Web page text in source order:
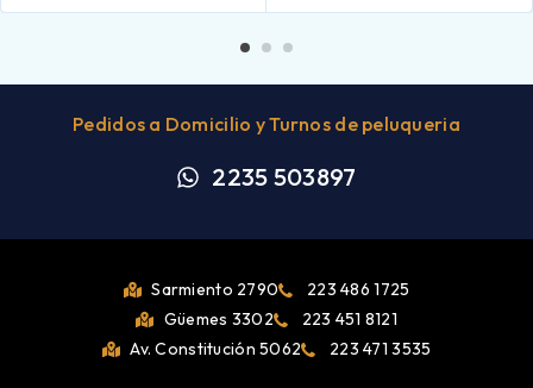
Pedidos a Domicilio y Turnos de peluqueria
2235 503897
Sarmiento 2790
223 486 1725
Güemes 3302
223 451 8121
Av. Constitución 5062
223 471 3535